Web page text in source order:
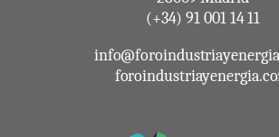
(+34) 91 001 14 11